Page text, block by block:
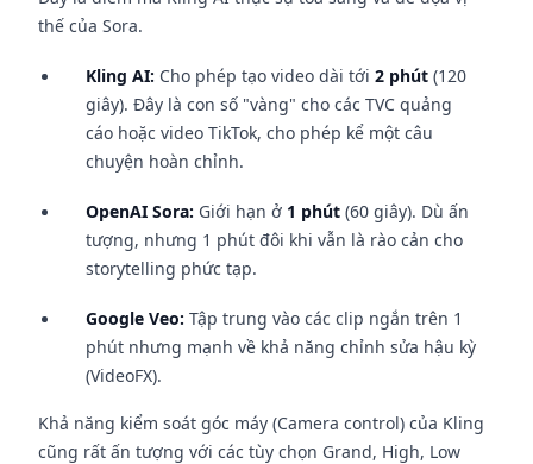
thế của Sora.
Kling AI: Cho phép tạo video dài tới 2 phút (120
giây). Đây là con số "vàng" cho các TVC quảng
cáo hoặc video TikTok, cho phép kể một câu
chuyện hoàn chỉnh.
OpenAI Sora: Giới hạn ở 1 phút (60 giây). Dù ấn
tượng, nhưng 1 phút đôi khi vẫn là rào cản cho
storytelling phức tạp.
Google Veo: Tập trung vào các clip ngắn trên 1
phút nhưng mạnh về khả năng chỉnh sửa hậu kỳ
(VideoFX).
Khả năng kiểm soát góc máy (Camera control) của Kling
cũng rất ấn tượng với các tùy chọn Grand, High, Low